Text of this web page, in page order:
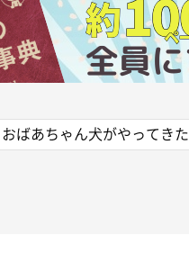
おばあちゃん犬がやってきた